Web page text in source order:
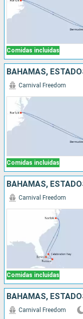
Comidas incluidas
BAHAMAS,
Comidas incluidas
Carnival Freedom
BAHAMAS,
Comidas incluidas
Carnival Freedom
BAHAMAS,
Carnival Freedom